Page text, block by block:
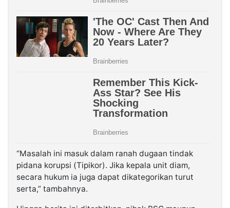
“Masalah ini masuk dalam ranah dugaan tindak
pidana korupsi (Tipikor). Jika kepala unit diam,
secara hukum ia juga dapat dikategorikan turut
serta,” tambahnya.